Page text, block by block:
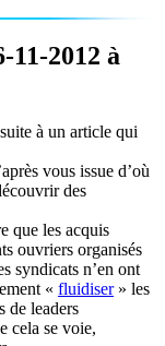
2012 à
à un article qui
vous issue d’où
des
que les acquis
ouvriers organisés
syndicats n’en ont
« fluidiser» les
de leaders
cela se voie,